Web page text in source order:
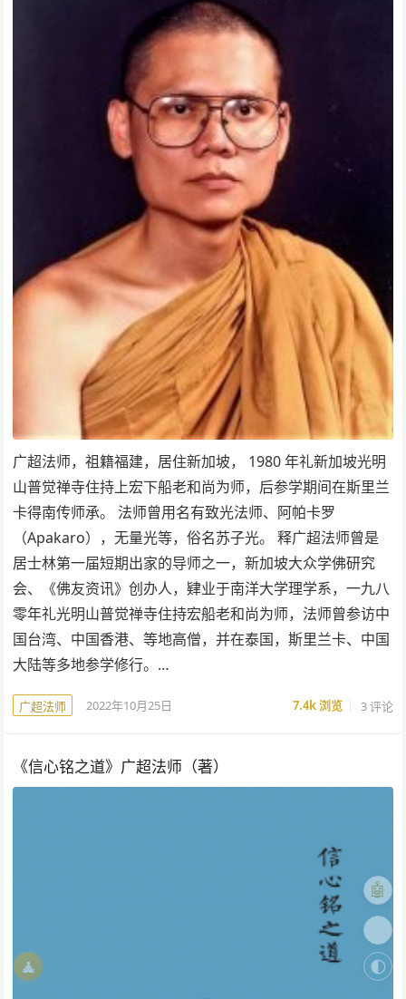
广超法师，祖籍福建，居住新加坡， 1980 年礼新加坡光明
山普觉禅寺住持上宏下船老和尚为师，后参学期间在斯里兰
卡得南传师承。 法师曾用名有致光法师、阿帕卡罗
（Apakaro），无量光等，俗名苏子光。 释广超法师曾是
居士林第一届短期出家的导师之一，新加坡大众学佛研究
会、《佛友资讯》创办人，肄业于南洋大学理学系，一九八
零年礼光明山普觉禅寺住持宏船老和尚为师，法师曾参访中
国台湾、中国香港、等地高僧，并在泰国，斯里兰卡、中国
大陆等多地参学修行。…
广超法师 2022年10月25日 7.4k浏览 3 评论
《信心铭之道》广超法师（著）
🌓
🧘
🤖